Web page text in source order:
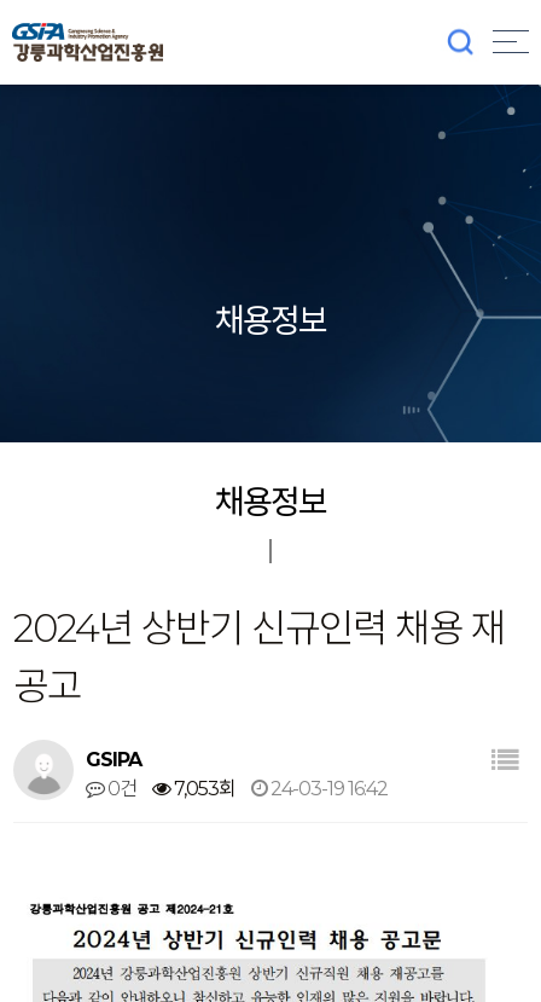
채용정보
채용정보
2024년 상반기 신규인력 채용 재
공고
GSIPA
0건
7,053회 24-03-19 16:42